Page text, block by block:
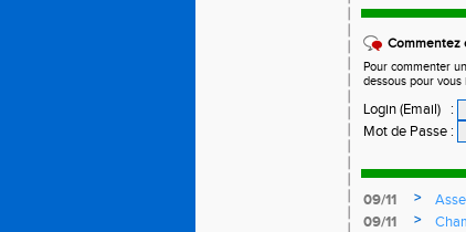
Commentez
Pour commenter
dessous pour
Login (Email)
:
Mot de Passe :
09/11 >
09/11
>